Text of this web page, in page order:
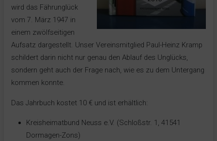
wird das Fährunglück
vom 7. März 1947 in
einem zwölfseitigen
Aufsatz dargestellt. Unser Vereinsmitglied Paul-Heinz Kramp
schildert darin nicht nur genau den Ablauf des Unglücks,
sondern geht auch der Frage nach, wie es zu dem Untergang
kommen konnte.
Das Jahrbuch kostet 10 € und ist erhältlich:
Kreisheimatbund Neuss e.V. (Schloßstr. 1, 41541
Dormagen-Zons)